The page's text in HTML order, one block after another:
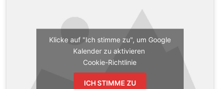
Klicke auf "Ich stimme zu", um Google
Kalender zu aktivieren
Cookie-Richtlinie
ICH STIMME ZU